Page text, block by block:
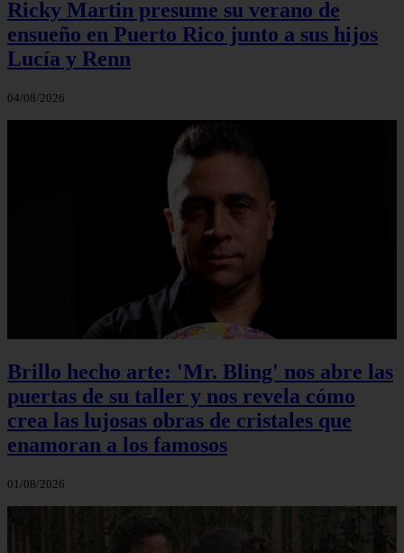
Ricky Martin presume su verano de
ensueño en Puerto Rico junto a sus hijos
Lucía y Renn
04/08/2026
Brillo hecho arte: 'Mr. Bling' nos abre las
puertas de su taller y nos revela cómo
crea las lujosas obras de cristales que
enamoran a los famosos
01/08/2026